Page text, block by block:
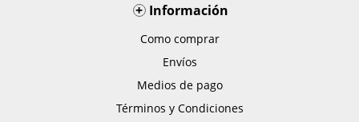
+Información
Como comprar
Envíos
Medios de pago
Términos y Condiciones